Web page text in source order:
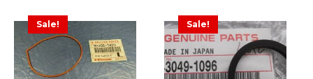
Sale! Sale!